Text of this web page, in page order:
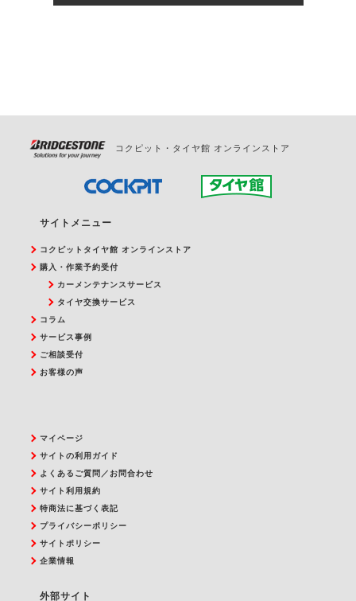
の日時変更につきましては、直接ご予約の店舗まで
コクピット・タイヤ館 オンラインストア
サイトメニュー
コクピットタイヤ館 オンラインストア
購入・作業予約受付
カーメンテナンスサービス
タイヤ交換サービス
コラム
サービス事例
ご相談受付
お客様の声
マイページ
サイトの利用ガイド
よくあるご質問／お問合わせ
サイト利用規約
特商法に基づく表記
プライバシーポリシー
サイトポリシー
企業情報
外部サイト